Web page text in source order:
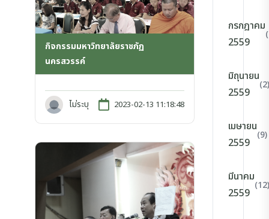
กิจกรรมมหาวิทยาลัยราชภัฏ
นครสวรรค์
ไม่ระบุ 2023-02-13 11:18:48
กรกฎาคม
2559
มิถุนายน
2559
(2)
เมษายน
2559
(9)
มีนาคม
2559
(12)